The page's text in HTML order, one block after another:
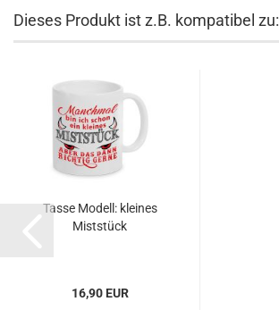
Dieses Produkt ist z.B. kompatibel zu:
Tasse Modell: kleines
Miststück
16,90 EUR